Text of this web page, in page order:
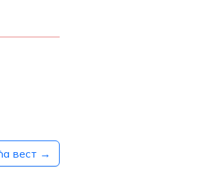
вест →